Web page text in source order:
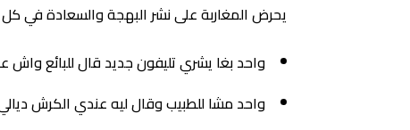
يحرض المغاربة على نشر البهجة والسعادة في
واحد بغا يشري تليفون جديد قال للبائع
واحد مشا للطبيب وقال ليه عندي الكرش